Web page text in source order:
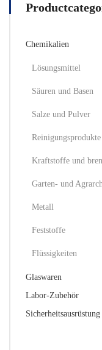
Chemikalien
Lösungsmittel
Säuren und Basen
Salze und Pulver
Kraftstoffe und
Garten- und
Metall
Feststoffe
Flüssigkeiten
Glaswaren
Labor-Zubehör
Sicherheitsausrüstung